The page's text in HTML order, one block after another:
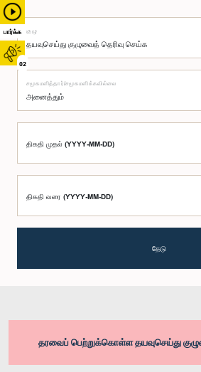
பார்க்க
02
குழு
சமூகமளித்தார்/சமூகமளிக்கவில்லை
திகதி முதல் (YYYY-MM-DD)
திகதி வரை (YYYY-MM-DD)
தேடு
தரவைப் பெற்றுக்கொள்ள தயவுசெய்து